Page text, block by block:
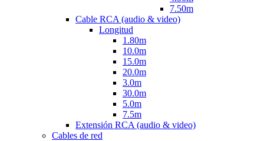
7.50m
Cable RCA (audio & video)
Longitud
1.80m
10.0m
15.0m
20.0m
3.0m
30.0m
5.0m
7.5m
Extensión RCA (audio & video)
Cables de red